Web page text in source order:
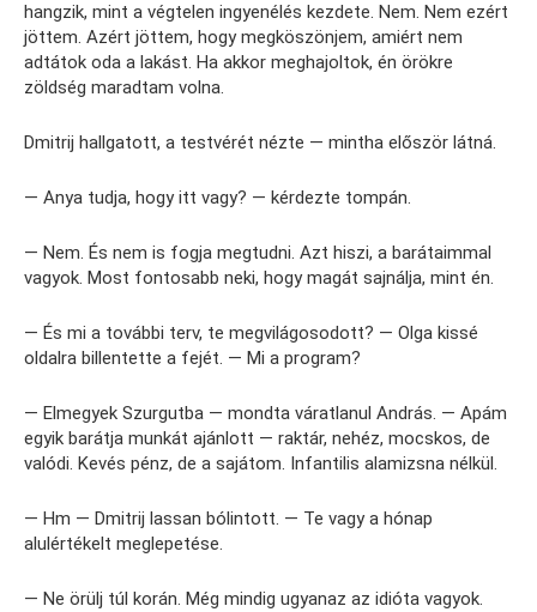
hangzik, mint a végtelen ingyenélés kezdete. Nem. Nem ezért
jöttem. Azért jöttem, hogy megköszönjem, amiért nem
adtátok oda a lakást. Ha akkor meghajoltok, én örökre
zöldség maradtam volna.
Dmitrij hallgatott, a testvérét nézte — mintha először látná.
— Anya tudja, hogy itt vagy? — kérdezte tompán.
— Nem. És nem is fogja megtudni. Azt hiszi, a barátaimmal
vagyok. Most fontosabb neki, hogy magát sajnálja, mint én.
— És mi a további terv, te megvilágosodott? — Olga kissé
oldalra billentette a fejét. — Mi a program?
— Elmegyek Szurgutba — mondta váratlanul András. — Apám
egyik barátja munkát ajánlott — raktár, nehéz, mocskos, de
valódi. Kevés pénz, de a sajátom. Infantilis alamizsna nélkül.
— Hm — Dmitrij lassan bólintott. — Te vagy a hónap
alulértékelt meglepetése.
— Ne örülj túl korán. Még mindig ugyanaz az idióta vagyok.